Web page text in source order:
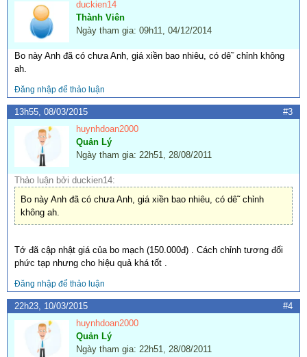
duckien14
Thành Viên
Ngày tham gia: 09h11, 04/12/2014
Bo này Anh đã có chưa Anh, giá xiền bao nhiêu, có dê˜ chỉnh không
ah.
Đăng nhập để thảo luận
13h55, 08/03/2015
#3
huynhdoan2000
Quản Lý
Ngày tham gia: 22h51, 28/08/2011
Thảo luận bởi duckien14:
Bo này Anh đã có chưa Anh, giá xiền bao nhiêu, có dê˜ chỉnh
không ah.
Tớ đã cập nhật giá của bo mạch (150.000đ) . Cách chỉnh tương đối
phức tạp nhưng cho hiệu quả khá tốt .
Đăng nhập để thảo luận
22h23, 10/03/2015
#4
huynhdoan2000
Quản Lý
Ngày tham gia: 22h51, 28/08/2011